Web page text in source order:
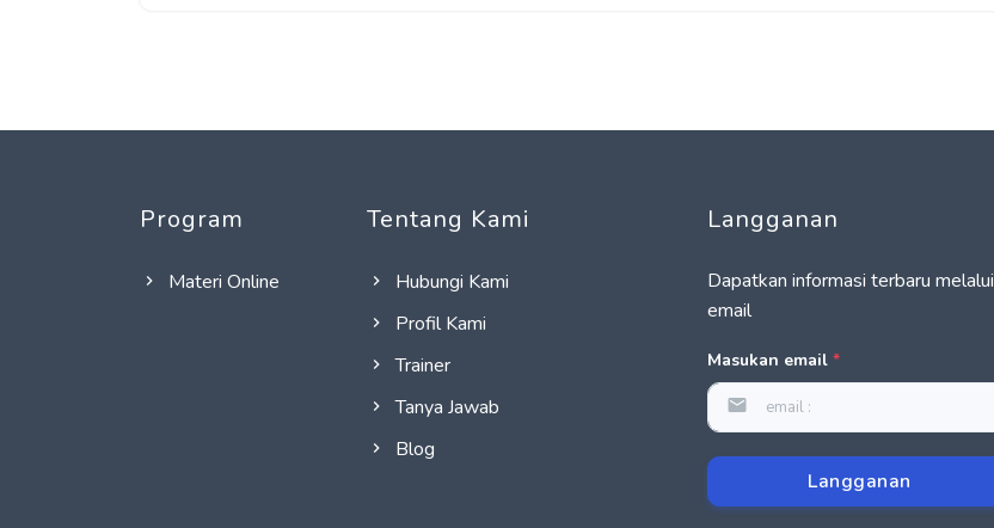
Program
Materi Online
Tentang Kami
Hubungi Kami
Profil Kami
Trainer
Tanya Jawab
Blog
Langganan
Dapatkan informasi terbaru melalui
email
Masukan email *